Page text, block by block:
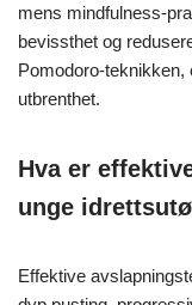
mens mindfulness-
bevissthet og
Pomodoro-teknikken,
utbrenthet.
Hva er
unge
Effektive